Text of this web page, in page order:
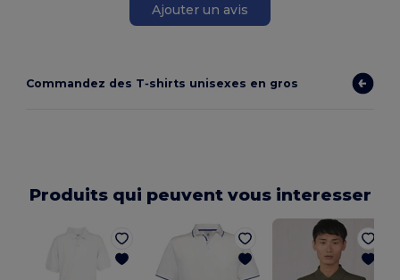
Ajouter un avis
Commandez des T‑shirts unisexes en gros
Produits qui peuvent vous interesser